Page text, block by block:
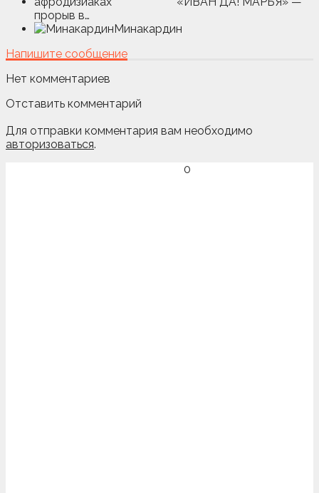
прорыв в…
Минакардин
Напишите сообщение
Нет комментариев
Отставить комментарий
Для отправки комментария вам необходимо
авторизоваться.
0